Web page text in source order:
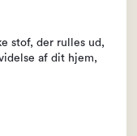
stof, der rulles ud,
af dit hjem,